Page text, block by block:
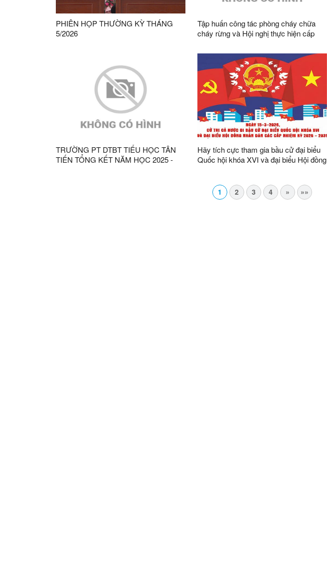
PHIÊN HỌP THƯỜNG KỲ THÁNG
5/2026
Tập huấn công tác phòng cháy chữa
cháy rừng và Hội nghị thực hiện cấp
trên địa bàn xã
TRƯỜNG PT DTBT TIỂU HỌC TÂN
TIẾN TỔNG KẾT NĂM HỌC 2025 -
Hãy tích cực tham gia bầu cử đại biểu
Quốc hội khóa XVI và đại biểu Hội đồng
1 2 3 4 » »»